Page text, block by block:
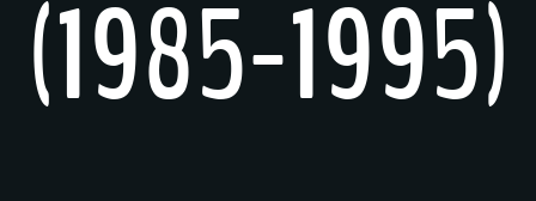
(1985-1995)